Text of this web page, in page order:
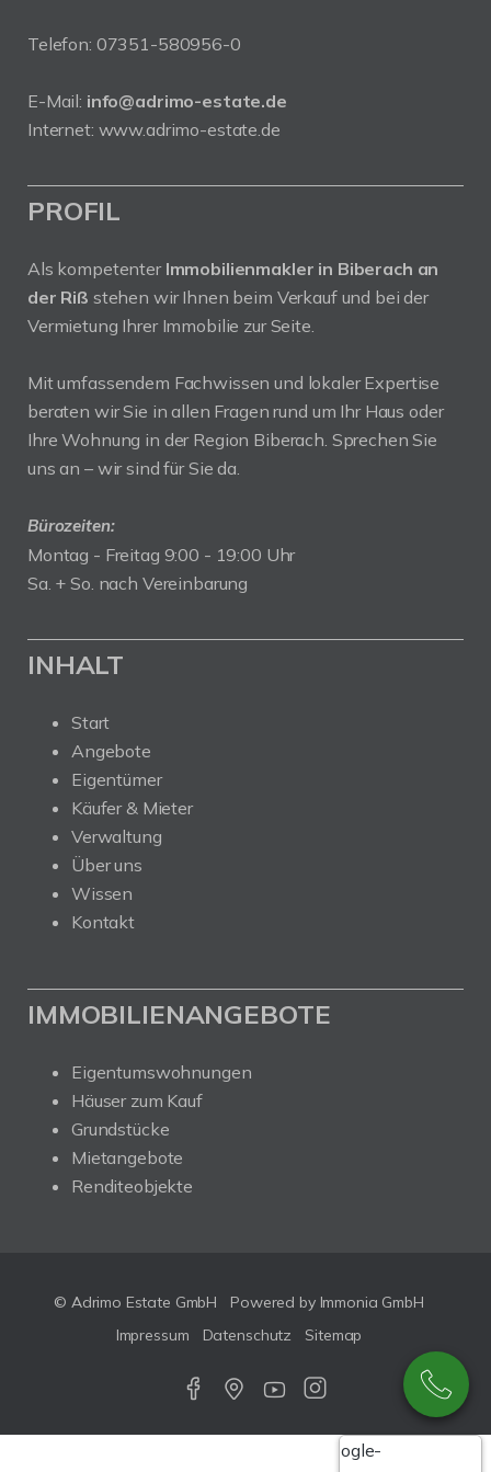
Telefon: 07351-580956-0
E-Mail: info@adrimo-estate.de
Internet: www.adrimo-estate.de
PROFIL
Als kompetenter Immobilienmakler in Biberach an
der Riß stehen wir Ihnen beim Verkauf und bei der
Vermietung Ihrer Immobilie zur Seite.
Mit umfassendem Fachwissen und lokaler Expertise
beraten wir Sie in allen Fragen rund um Ihr Haus oder
Ihre Wohnung in der Region Biberach. Sprechen Sie
uns an – wir sind für Sie da.
Bürozeiten:
Montag - Freitag 9:00 - 19:00 Uhr
Sa. + So. nach Vereinbarung
INHALT
Start
Angebote
Eigentümer
Käufer & Mieter
Verwaltung
Über uns
Wissen
Kontakt
IMMOBILIENANGEBOTE
Eigentumswohnungen
Häuser zum Kauf
Grundstücke
Mietangebote
Renditeobjekte
© Adrimo Estate GmbH
Powered by Immonia GmbH
Impressum
Datenschutz Sitemap
Google-